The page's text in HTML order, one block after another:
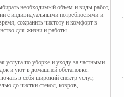
необходимый объем и виды работ,
с индивидуальными потребностями и
сохранить чистоту и комфорт в
для жизни и работы.
услуга по уборке и уходу за частными
и уют в домашней обстановке.
в себя широкий спектр услуг,
до чистки стекол, ковров,